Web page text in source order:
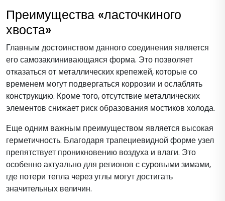
Преимущества «ласточкиного
хвоста»
Главным достоинством данного соединения является
его самозаклинивающаяся форма. Это позволяет
отказаться от металлических крепежей, которые со
временем могут подвергаться коррозии и ослаблять
конструкцию. Кроме того, отсутствие металлических
элементов снижает риск образования мостиков холода.
Еще одним важным преимуществом является высокая
герметичность. Благодаря трапециевидной форме узел
препятствует проникновению воздуха и влаги. Это
особенно актуально для регионов с суровыми зимами,
где потери тепла через углы могут достигать
значительных величин.